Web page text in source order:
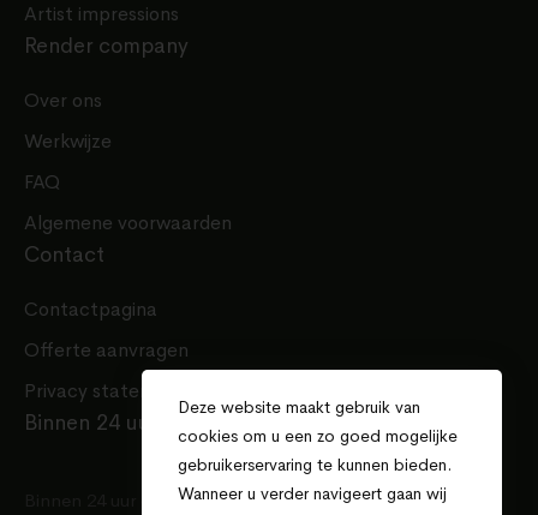
Artist impressions
Render company
Over ons
Werkwijze
FAQ
Algemene voorwaarden
Contact
Contactpagina
Offerte aanvragen
Privacy statement
Binnen 24 uur een offerte
Binnen 24 uur een offerte voor uw project.
Deze website maakt gebruik van
cookies om u een zo goed mogelijke
gebruikerservaring te kunnen bieden.
Wanneer u verder navigeert gaan wij